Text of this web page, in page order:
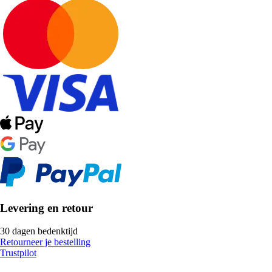
Levering en retour
30 dagen bedenktijd
Retourneer je bestelling
Trustpilot